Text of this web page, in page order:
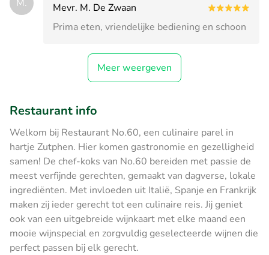
M.
Mevr. M. De Zwaan
Prima eten, vriendelijke bediening en schoon
Meer weergeven
Restaurant info
Welkom bij Restaurant No.60, een culinaire parel in
hartje Zutphen. Hier komen gastronomie en gezelligheid
samen! De chef-koks van No.60 bereiden met passie de
meest verfijnde gerechten, gemaakt van dagverse, lokale
ingrediënten. Met invloeden uit Italië, Spanje en Frankrijk
maken zij ieder gerecht tot een culinaire reis. Jij geniet
ook van een uitgebreide wijnkaart met elke maand een
mooie wijnspecial en zorgvuldig geselecteerde wijnen die
perfect passen bij elk gerecht.